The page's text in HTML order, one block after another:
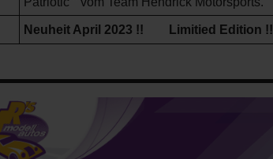
Neuheit April 2023 !! Limitied Edition !!